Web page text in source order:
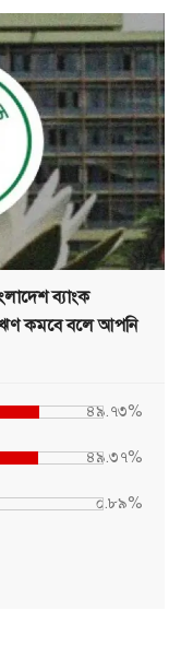
ব্যাংক
ঋণ কমবে বলে আপনি
৪৯.৭৩%
৪৯.৩৭%
০.৮৯%